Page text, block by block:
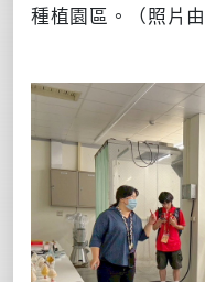
種植園區。（照片